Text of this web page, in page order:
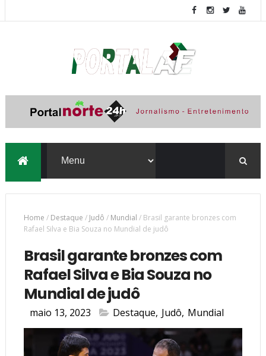
Home / Destaque / Judô / Mundial / Brasil garante bronzes com
Rafael Silva e Bia Souza no Mundial de judô
Brasil garante bronzes com
Rafael Silva e Bia Souza no
Mundial de judô
maio 13, 2023 Destaque, Judô, Mundial